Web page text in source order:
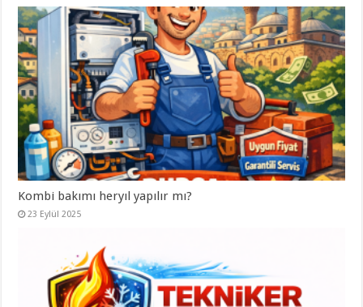
Kombi bakımı heryıl yapılır mı?
23 Eylül 2025